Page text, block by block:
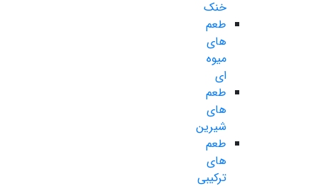
خنک
طعم
های
میوه
ای
طعم
های
شیرین
طعم
های
ترکیبی